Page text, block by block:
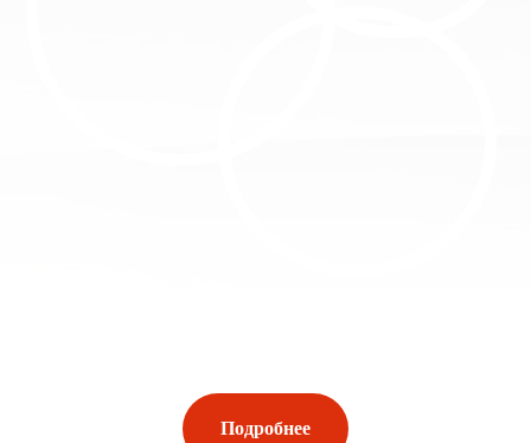
Подробнее